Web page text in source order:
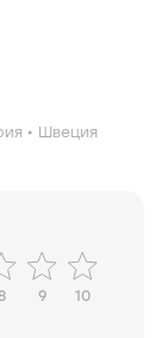
Швеция
9 10